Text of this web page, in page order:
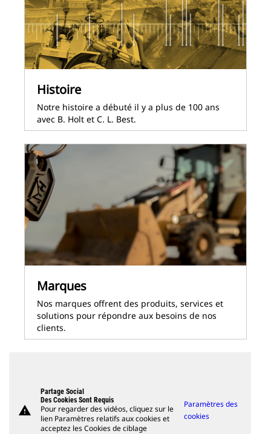
Histoire
Notre histoire a débuté il y a plus de 100 ans
avec B. Holt et C. L. Best.
Marques
Nos marques offrent des produits, services et
solutions pour répondre aux besoins de nos
clients.
warning
Partage Social
Des Cookies Sont Requis
Pour regarder des vidéos, cliquez sur le
lien Paramètres relatifs aux cookies et
acceptez les Cookies de ciblage
Paramètres des
cookies